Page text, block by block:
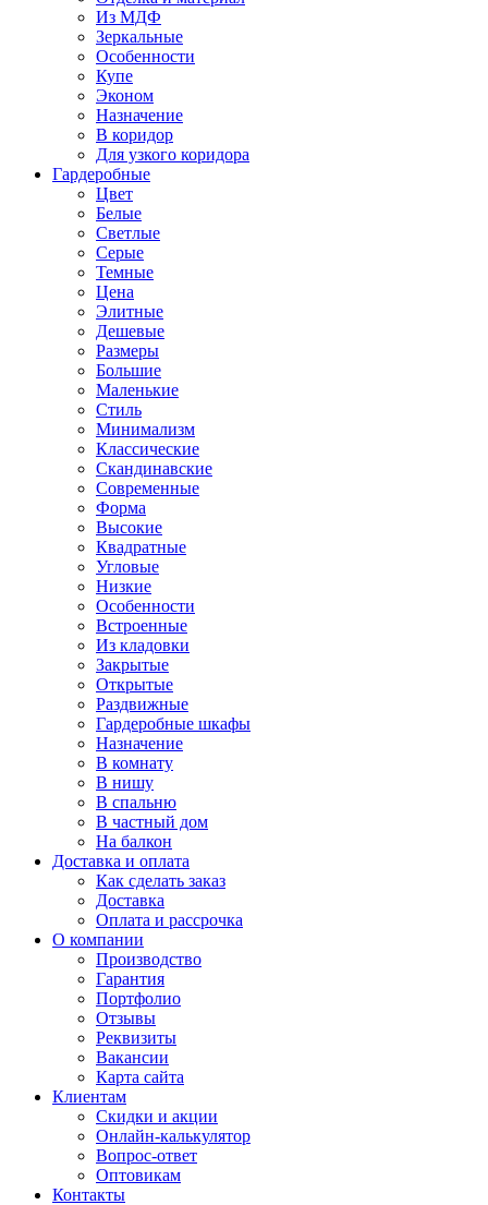
Из МДФ
Зеркальные
Особенности
Купе
Эконом
Назначение
В коридор
Для узкого коридора
Гардеробные
Цвет
Белые
Светлые
Серые
Темные
Цена
Элитные
Дешевые
Размеры
Большие
Маленькие
Стиль
Минимализм
Классические
Скандинавские
Современные
Форма
Высокие
Квадратные
Угловые
Низкие
Особенности
Встроенные
Из кладовки
Закрытые
Открытые
Раздвижные
Гардеробные шкафы
Назначение
В комнату
В нишу
В спальню
В частный дом
На балкон
Доставка и оплата
Как сделать заказ
Доставка
Оплата и рассрочка
О компании
Производство
Гарантия
Портфолио
Отзывы
Реквизиты
Вакансии
Карта сайта
Клиентам
Скидки и акции
Онлайн-калькулятор
Вопрос-ответ
Оптовикам
Контакты